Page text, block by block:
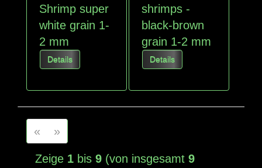
Shrimp super
white grain 1-
2 mm
Details
shrimps -
black-brown
grain 1-2 mm
Details
« »
Zeige 1 bis9 (von insgesamt9